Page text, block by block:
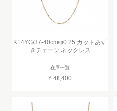
K14YG/37-40cm/φ0.25 カットあず
きチェーン ネックレス
在庫一覧
¥ 48,400